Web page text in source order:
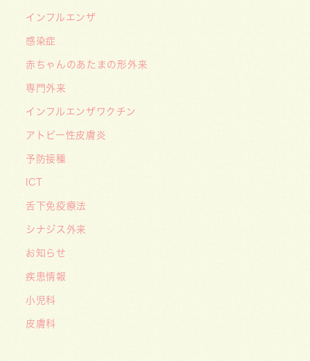
ゴールデンウィーク（GW）の処方薬受け取りに
関する重要なお願い〜処方箋の有効期限は当日を
含めて「4日間」です〜
インフルエンザ
感染症
赤ちゃんのあたまの形外来
専門外来
インフルエンザワクチン
アトピー性皮膚炎
予防接種
ICT
舌下免疫療法
シナジス外来
お知らせ
疾患情報
小児科
皮膚科